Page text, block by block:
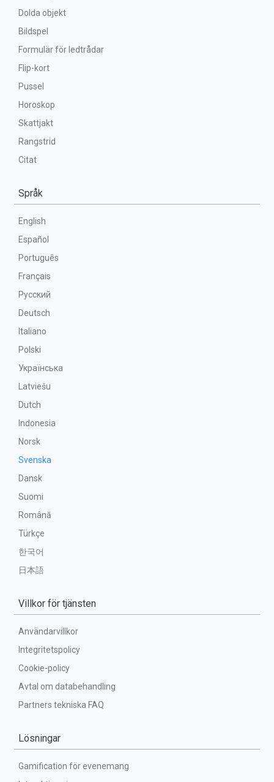
Dolda objekt
Bildspel
Formulär för ledtrådar
Flip-kort
Pussel
Horoskop
Skattjakt
Rangstrid
Citat
Språk
English
Español
Português
Français
Русский
Deutsch
Italiano
Polski
Українська
Latviešu
Dutch
Indonesia
Norsk
Svenska
Dansk
Suomi
Română
Türkçe
한국어
日本語
Villkor för tjänsten
Användarvillkor
Integritetspolicy
Cookie-policy
Avtal om databehandling
Partners tekniska FAQ
Lösningar
Gamification för evenemang